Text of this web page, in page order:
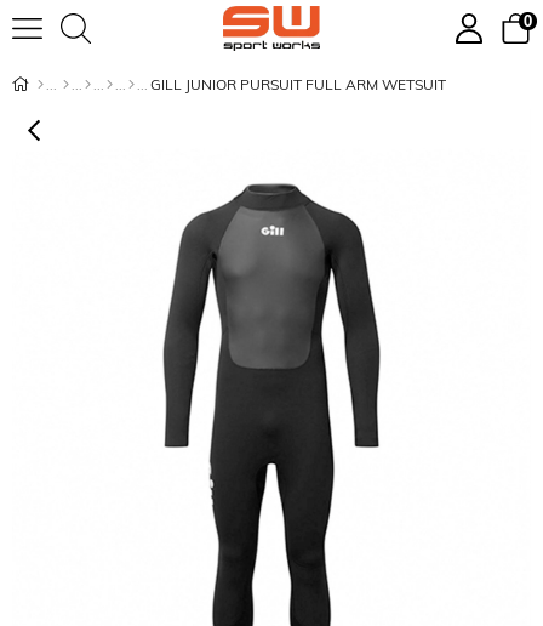
0
GILL JUNIOR PURSUIT FULL ARM WETSUIT